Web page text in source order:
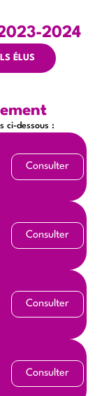
2024
ÉLUS
ci-dessous :
Consulter
Consulter
Consulter
Consulter